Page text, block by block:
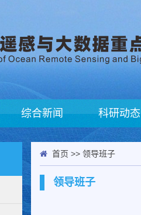
综合新闻 科研动态
首页 >> 领导班子
领导班子